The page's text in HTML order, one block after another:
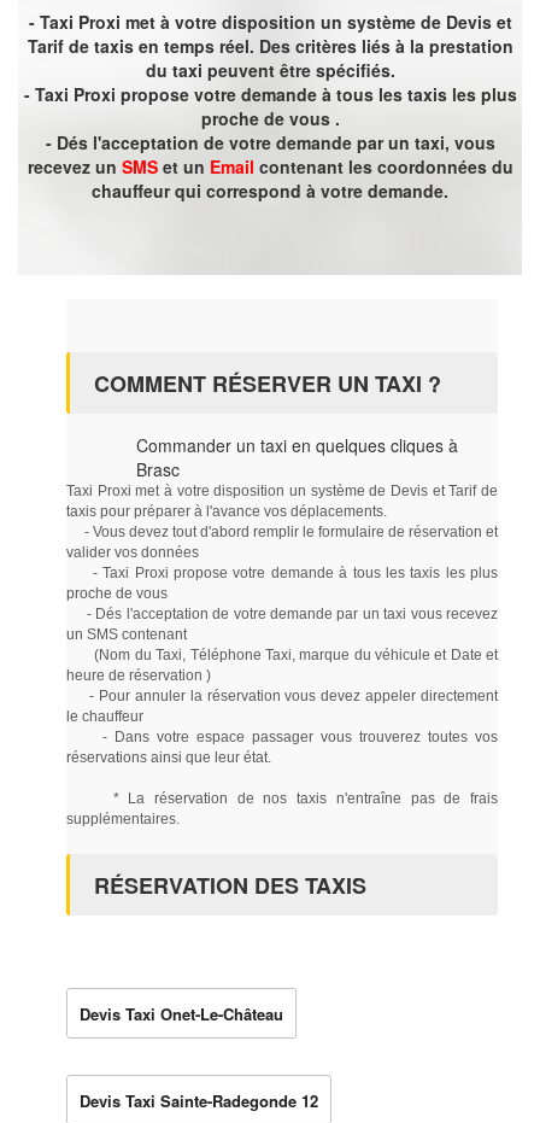
- Taxi Proxi met à votre disposition un système de Devis et
Tarif de taxis en temps réel. Des critères liés à la prestation
du taxi peuvent être spécifiés.
- Taxi Proxi propose votre demande à tous les taxis les plus
proche de vous .
- Dés l'acceptation de votre demande par un taxi, vous
recevez un SMSet un Email contenant les coordonnées du
chauffeur qui correspond à votre demande.
COMMENT RÉSERVER UN TAXI ?
Commander un taxi en quelques cliques à
Brasc
Taxi Proxi met à votre disposition un système de Devis et Tarif de
taxis pour préparer à l'avance vos déplacements.
- Vous devez tout d'abord remplir le formulaire de réservation et
valider vos données
- Taxi Proxi propose votre demande à tous les taxis les plus
proche de vous
- Dés l'acceptation de votre demande par un taxi vous recevez
un SMS contenant
(Nom du Taxi, Téléphone Taxi, marque du véhicule et Date et
heure de réservation )
- Pour annuler la réservation vous devez appeler directement
le chauffeur
- Dans votre espace passager vous trouverez toutes vos
réservations ainsi que leur état.
* La réservation de nos taxis n'entraîne pas de frais
supplémentaires.
RÉSERVATION DES TAXIS
Devis Taxi Onet-Le-Château
Devis Taxi Sainte-Radegonde 12